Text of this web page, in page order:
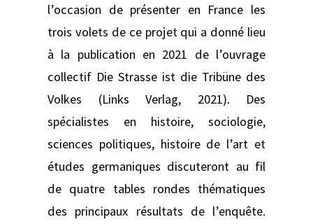
l’occasion de présenter en France les
trois volets de ce projet qui a donné lieu
à la publication en 2021 de l’ouvrage
collectif Die Strasse ist die Tribüne des
Volkes (Links Verlag, 2021). Des
spécialistes en histoire, sociologie,
sciences politiques, histoire de l’art et
études germaniques discuteront au fil
de quatre tables rondes thématiques
des principaux résultats de l’enquête.